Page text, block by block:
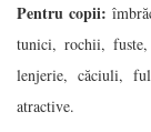
Pentru copii:
tunici, rochii, fuste,
lenjerie, căciuli,
atractive.